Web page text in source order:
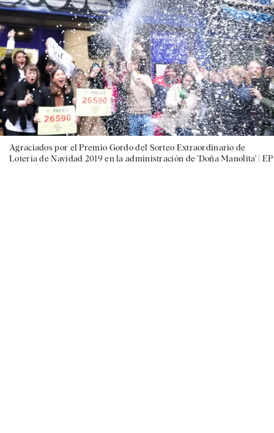
Agraciados por el Premio Gordo del Sorteo Extraordinario de
Lotería de Navidad 2019 en la administración de 'Doña Manolita' | EP